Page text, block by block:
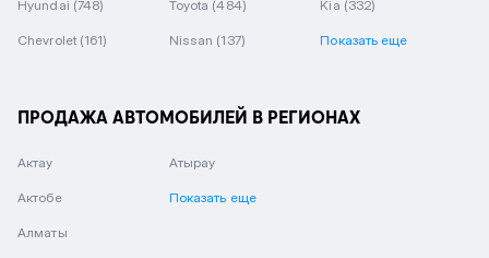
Hyundai (748) Toyota (484) Kia (332)
Chevrolet (161) Nissan (137) Показать еще
ПРОДАЖА АВТОМОБИЛЕЙ В РЕГИОНАХ
Актау
Актобе
Алматы
Атырау
Показать еще